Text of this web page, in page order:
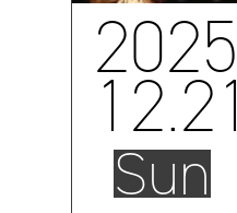
2025
12.21
Sun